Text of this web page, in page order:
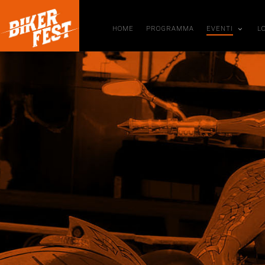
HOME PROGRAMMA EVENTI